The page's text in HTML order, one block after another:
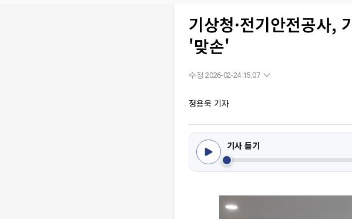
기상청·전기안전공사,
'맞손'
수정 2026-02-24 15:07
정용욱 기자
기사 듣기